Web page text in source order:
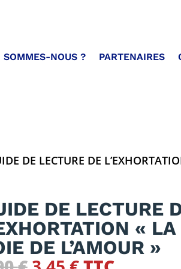
SOMMES-NOUS ? PARTENAIRES
DE LECTURE DE
DE LECTURE
« LA
DE L’AMOUR »